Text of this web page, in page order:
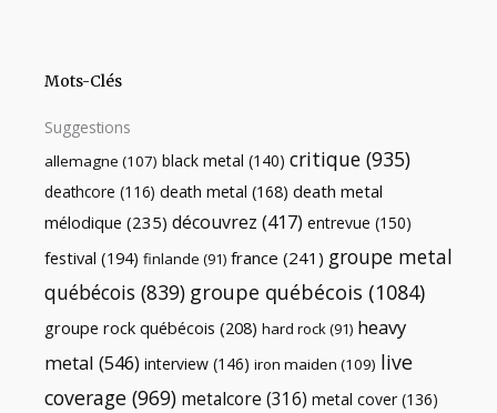
Mots-Clés
Suggestions
allemagne (107) black metal (140) critique (935)
deathcore (116) death metal (168) death metal
mélodique (235) découvrez (417) entrevue (150)
festival (194) finlande (91) france (241) groupe metal
québécois (839) groupe québécois (1084)
groupe rock québécois (208) hard rock(91) heavy
metal (546) interview (146) iron maiden (109) live
coverage (969) metalcore (316) metal cover (136)